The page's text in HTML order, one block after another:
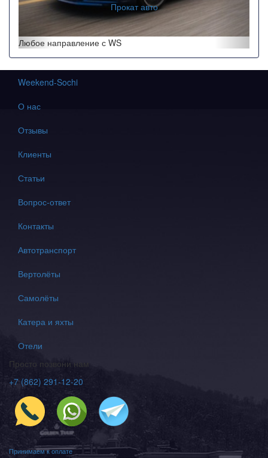
Прокат авто
Любое направление с WS
Weekend-Sochi
О нас
Отзывы
Клиенты
Статьи
Вопрос-ответ
Контакты
Автотранспорт
Вертолёты
Самолёты
Катера и яхты
Отели
Просто позвони нам
+7 (862) 291-12-20
Принимаем к оплате